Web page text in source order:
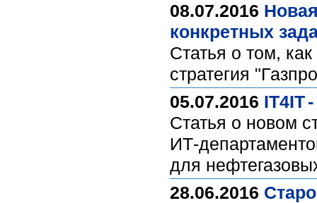
08.07.2016
конкретных
Статья о том,
стратегия
05.07.2016 IT4IT
Статья о новом
для
28.06.2016